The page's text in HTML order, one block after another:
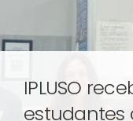
IPLUSO
estudantes